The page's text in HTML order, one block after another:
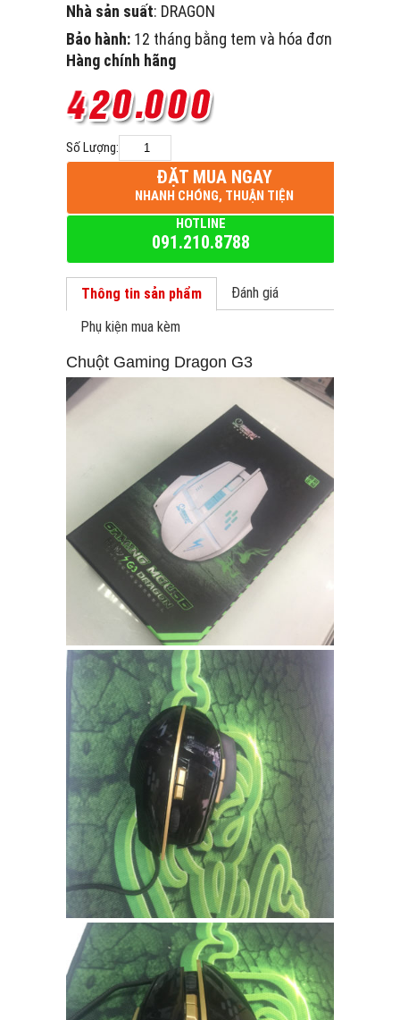
Nhà sản suất: DRAGON
Bảo hành: 12 tháng bằng tem và hóa đơn
Hàng chính hãng
Số Lượng:
ĐẶT MUA NGAY
NHANH CHÓNG, THUẬN TIỆN
HOTLINE
091.210.8788
Thông tin sản phẩm
Đánh giá
Phụ kiện mua kèm
Chuột Gaming Dragon G3